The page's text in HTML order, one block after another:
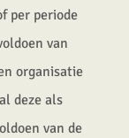
per periode
van
organisatie
deze als
van de